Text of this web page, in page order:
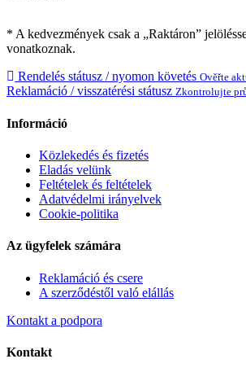
* A kedvezmények csak a „Raktáron”
vonatkoznak.
Rendelés státusz / nyomon követés Ověřte
Reklamáció / visszatérési státusz Zkontrolujte
Információ
Közlekedés és fizetés
Eladás velünk
Feltételek és feltételek
Adatvédelmi irányelvek
Cookie-politika
Az ügyfelek számára
Reklamáció és csere
A szerződéstől való elállás
Kontakt a podpora
Kontakt